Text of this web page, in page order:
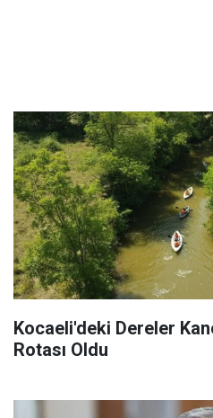
Kocaeli'deki Dereler
Rotası Oldu